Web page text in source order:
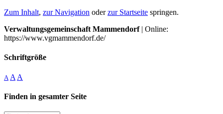
Zum Inhalt, zur Navigation oderzur Startseite springen.
Verwaltungsgemeinschaft Mammendorf| Online:
https://www.vgmammendorf.de/
Schriftgröße
A A A
Finden in gesamter Seite